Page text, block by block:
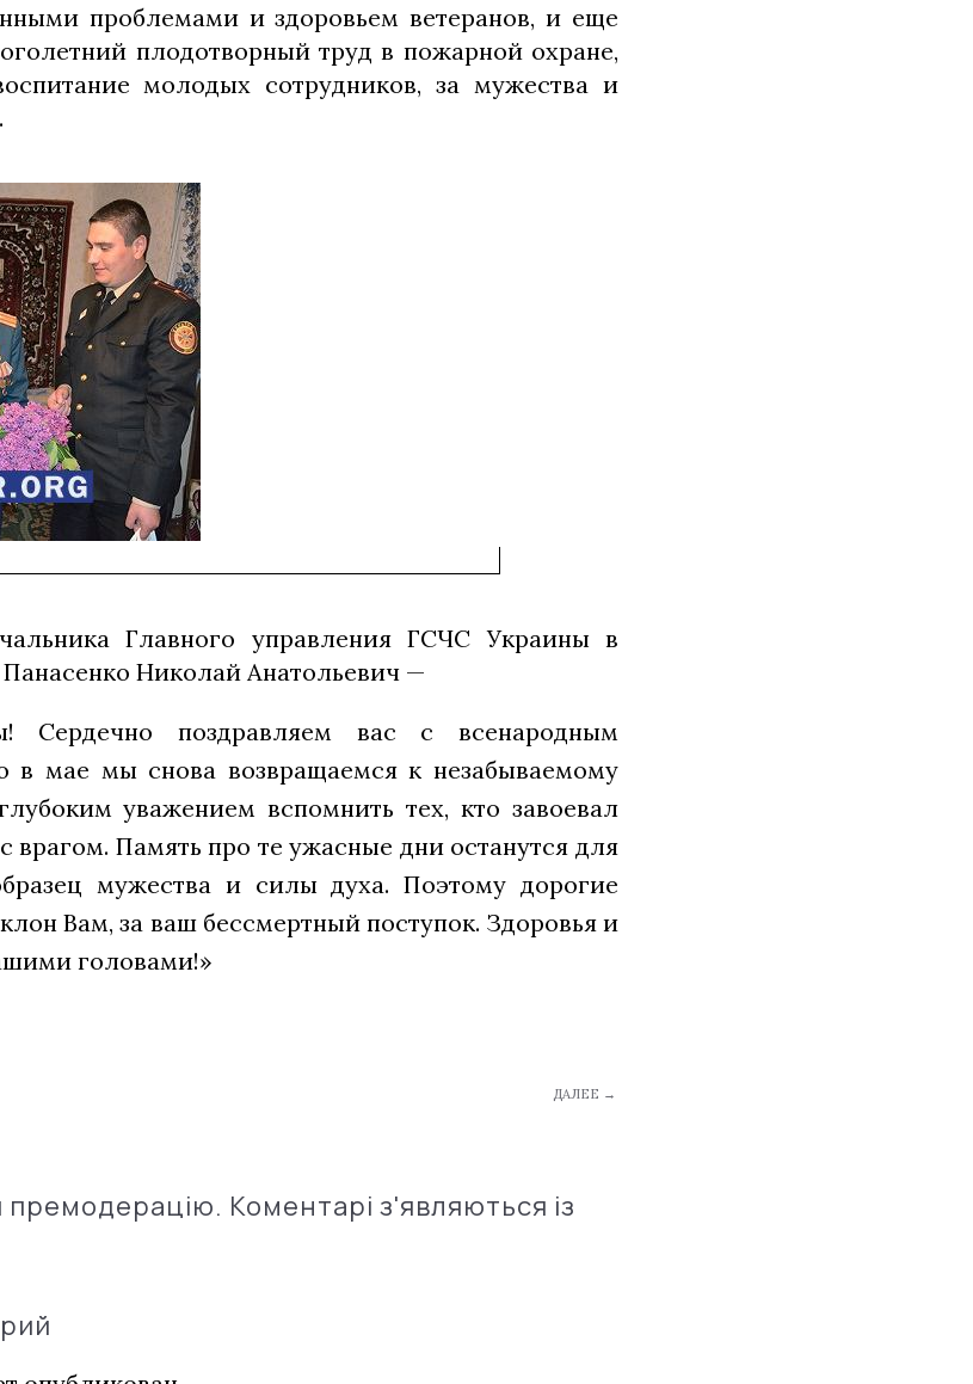
проблемами и здоровьем ветеранов, и еще
плодотворный труд в пожарной охране,
молодых сотрудников, за мужества и
Главного управления ГСЧС Украины в
Николай Анатольевич —
Сердечно поздравляем вас с всенародным
в мае мы снова возвращаемся к незабываемому
уважением вспомнить тех, кто завоевал
врагом. Память про те ужасные дни останутся для
мужества и силы духа. Поэтому дорогие
Вам, за ваш бессмертный поступок. Здоровья и
головами!»
ДАЛЕЕ →
Коментарі з'являються із